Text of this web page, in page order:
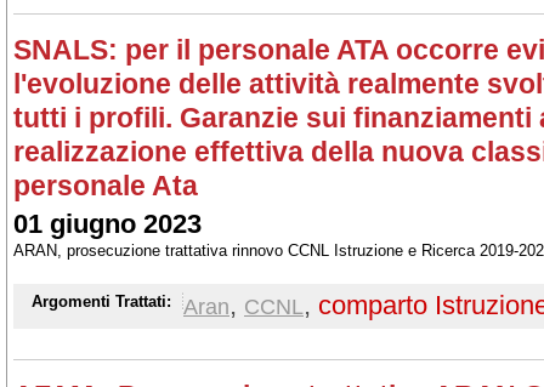
SNALS: per il personale ATA occorre
l'evoluzione delle attività realmente
tutti i profili. Garanzie sui finanziamenti
realizzazione effettiva della nuova
personale Ata
01 giugno 2023
ARAN, prosecuzione trattativa rinnovo CCNL Istruzione e Ricerca 2019-
Argomenti Trattati: Aran, CCNL, comparto